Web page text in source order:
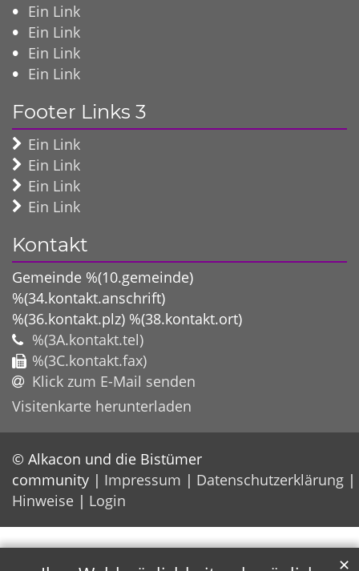
Ein Link
Ein Link
Ein Link
Ein Link
Footer Links 3
Ein Link
Ein Link
Ein Link
Ein Link
Kontakt
Gemeinde %(10.gemeinde)
%(34.kontakt.anschrift)
%(36.kontakt.plz) %(38.kontakt.ort)
%(3A.kontakt.tel)
%(3C.kontakt.fax)
Klick zum E-Mail senden
Visitenkarte herunterladen
© Alkacon und die Bistümer
community
Impressum
Datenschutzerklärung
Hinweise
Login
✕